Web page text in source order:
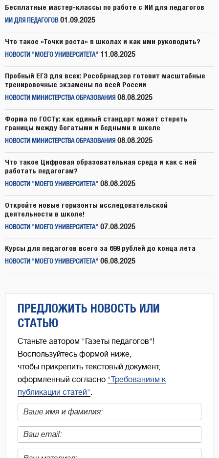
Бесплатные мастер-классы по работе с ИИ для педагогов
ИИ ДЛЯ ПЕДАГОГОВ 01.09.2025
Что такое «Точки роста» в школах и как ими руководить?
НОВОСТИ "МОЕГО УНИВЕРСИТЕТА" 11.08.2025
Пробный ЕГЭ для всех: Рособрнадзор готовит масштабные
тренировочные экзамены по всей России
НОВОСТИ МИНИСТЕРСТВА ОБРАЗОВАНИЯ 08.08.2025
Форма по ГОСТу: как единый стандарт может стереть
границы между богатыми и бедными в школе
НОВОСТИ МИНИСТЕРСТВА ОБРАЗОВАНИЯ 08.08.2025
Что такое Цифровая образовательная среда и как с ней
работать педагогам?
НОВОСТИ "МОЕГО УНИВЕРСИТЕТА" 08.08.2025
Откройте новые горизонты исследовательской
деятельности в школе!
НОВОСТИ "МОЕГО УНИВЕРСИТЕТА" 07.08.2025
Курсы для педагогов всего за 699 рублей до конца лета
НОВОСТИ "МОЕГО УНИВЕРСИТЕТА" 06.08.2025
ПРЕДЛОЖИТЬ НОВОСТЬ ИЛИ
СТАТЬЮ
Станьте автором "Газеты педагогов"!
Воспользуйтесь формой ниже,
чтобы прикрепить текстовый документ,
оформленный согласно "Требованиям к
публикации статей".